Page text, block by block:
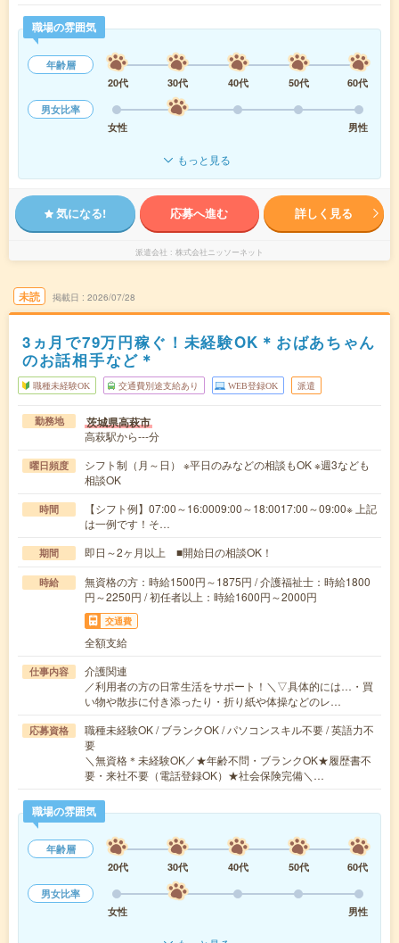
職場の雰囲気
年齢層
20代
30代 40代 50代
60代
男女比率
女性
男性
もっと見る
気になる! 応募へ進む 詳しく見る
派遣会社 株式会社ニッソーネット
未読 掲載日 2026/07/28
3ヵ月で79万円稼ぐ！未経験OK＊おばあちゃん
のお話相手など＊
職種未経験OK 交通費別途支給あり WEB登録OK 派遣
勤務地 茨城県高萩市
高萩駅から---分
曜日頻度
シフト制（月～日） ※平日のみなどの相談もOK ※週3なども
相談OK
時間
【シフト例】07:00～16:0009:00～18:0017:00～09:00※ 上記
は一例です！そ…
期間 即日～2ヶ月以上 ■開始日の相談OK！
時給
無資格の方：時給1500円～1875円 / 介護福祉士：時給1800
円～2250円 / 初任者以上：時給1600円～2000円
交通費
全額支給
仕事内容
介護関連
／利用者の方の日常生活をサポート！＼▽具体的には…・買
い物や散歩に付き添ったり・折り紙や体操などのレ…
応募資格
職種未経験OK / ブランクOK / パソコンスキル不要 / 英語力不
要
＼無資格＊未経験OK／★年齢不問・ブランクOK★履歴書不
要・来社不要（電話登録OK）★社会保険完備＼…
職場の雰囲気
年齢層
20代
30代 40代 50代
60代
男女比率
女性
男性